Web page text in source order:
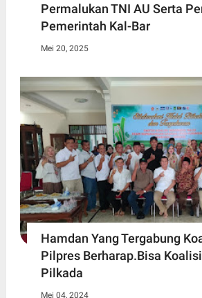
Permalukan TNI AU Serta
Pemerintah Kal-Bar
Mei 20, 2025
Hamdan Yang Tergabung
Pilpres Berharap.Bisa
Pilkada
Mei 04, 2024